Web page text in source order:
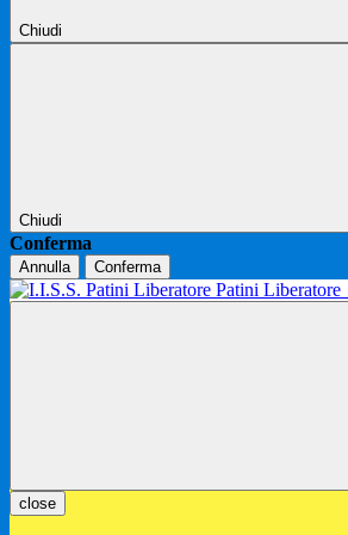
Chiudi
Chiudi
Conferma
Annulla Conferma
Patini Liberatore
close